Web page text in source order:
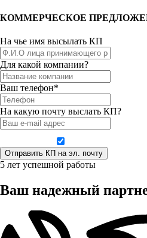
КОММЕРЧЕСКОЕ
На чье имя высылать КП
Для какой компании?
Ваш телефон*
На какую почту выслать КП?
5 лет успешной работы
Ваш надежный